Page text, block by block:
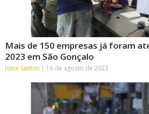
Mais de 150 empresas já foram
2023 em São Gonçalo
Joice Santos 16 de agosto de 2023